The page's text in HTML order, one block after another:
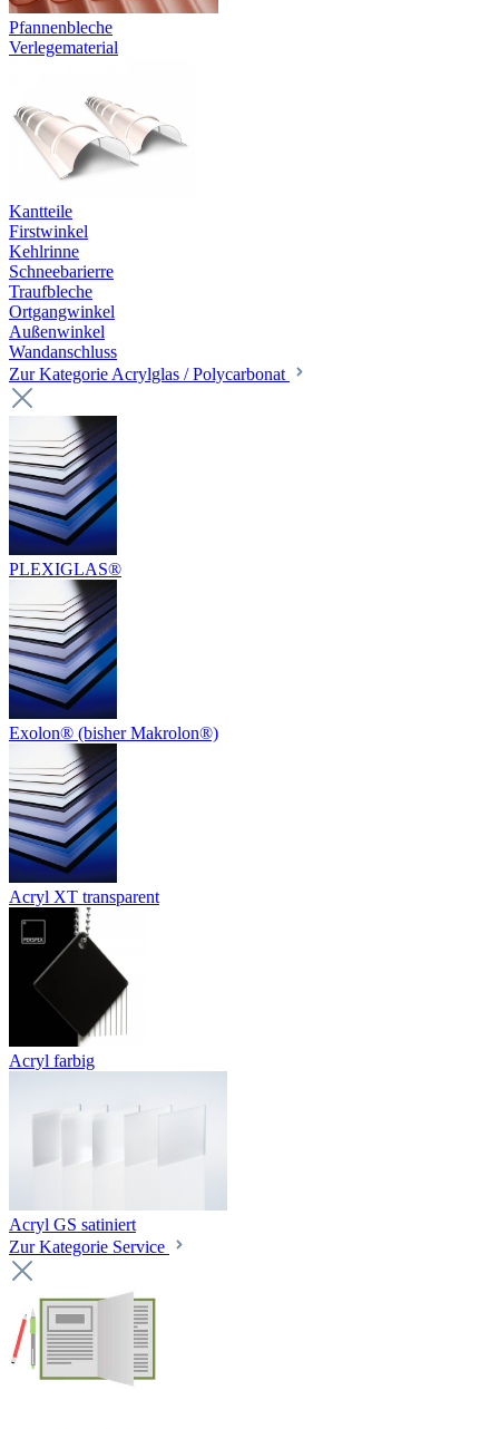
Pfannenbleche
Verlegematerial
Kantteile
Firstwinkel
Kehlrinne
Schneebarierre
Traufbleche
Ortgangwinkel
Außenwinkel
Wandanschluss
Zur Kategorie Acrylglas / Polycarbonat
PLEXIGLAS®
Exolon® (bisher Makrolon®)
Acryl XT transparent
Acryl farbig
Acryl GS satiniert
Zur Kategorie Service